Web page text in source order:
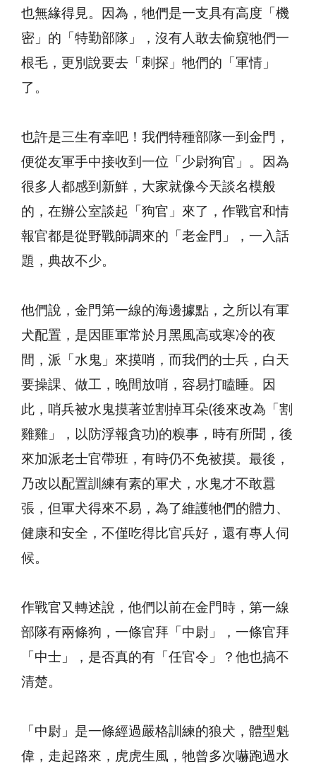
也無緣得見。因為，牠們是一支具有高度「機
密」的「特勤部隊」，沒有人敢去偷窺牠們一
根毛，更別說要去「刺探」牠們的「軍情」
了。
也許是三生有幸吧！我們特種部隊一到金門，
便從友軍手中接收到一位「少尉狗官」。因為
很多人都感到新鮮，大家就像今天談名模般
的，在辦公室談起「狗官」來了，作戰官和情
報官都是從野戰師調來的「老金門」，一入話
題，典故不少。
他們說，金門第一線的海邊據點，之所以有軍
犬配置，是因匪軍常於月黑風高或寒冷的夜
間，派「水鬼」來摸哨，而我們的士兵，白天
要操課、做工，晚間放哨，容易打瞌睡。因
此，哨兵被水鬼摸著並割掉耳朵(後來改為「割
雞雞」，以防浮報貪功)的糗事，時有所聞，後
來加派老士官帶班，有時仍不免被摸。最後，
乃改以配置訓練有素的軍犬，水鬼才不敢囂
張，但軍犬得來不易，為了維護牠們的體力、
健康和安全，不僅吃得比官兵好，還有專人伺
候。
作戰官又轉述說，他們以前在金門時，第一線
部隊有兩條狗，一條官拜「中尉」，一條官拜
「中士」，是否真的有「任官令」？他也搞不
清楚。
「中尉」是一條經過嚴格訓練的狼犬，體型魁
偉，走起路來，虎虎生風，牠曾多次嚇跑過水